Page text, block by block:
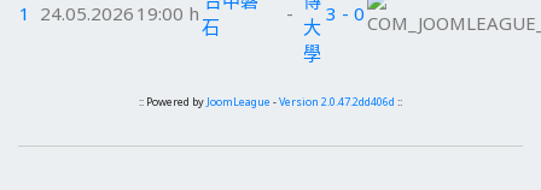
1 24.05.2026 19:00 h
石
-
大
學
3 - 0
:: Powered by JoomLeague -Version 2.0.47.2dd406d ::